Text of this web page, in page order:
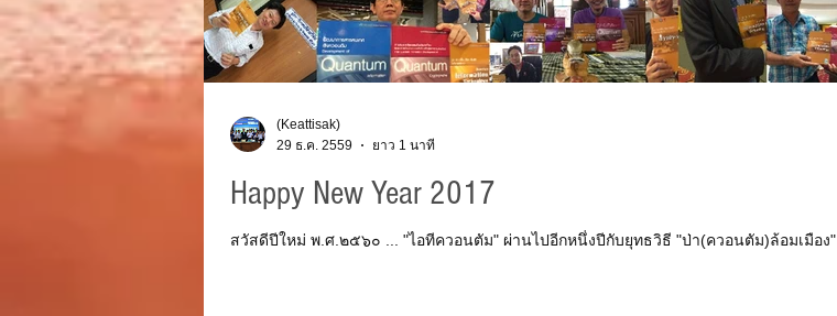
Happy New Year 2017
สวัสดีปีใหม่ พ.ศ.๒๕๖๐ ... "ไอทีควอนตัม" ผ่านไปอีกหนึ่งปีกับยุทธวิธี "ป่า(ควอนตัม)ล้อมเมือง"
(Keattisak)
29 ธ.ค. 2559
ยาว 1 นาที